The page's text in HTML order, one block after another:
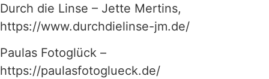
Durch die Linse – Jette Mertins,
https://www.durchdielinse-jm.de/
Paulas Fotoglück –
https://paulasfotoglueck.de/